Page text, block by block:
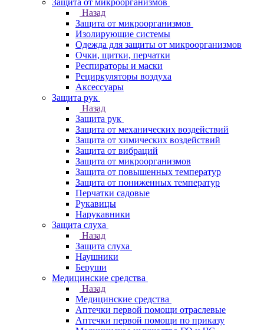
Защита от микроорганизмов
Назад
Защита от микроорганизмов
Изолирующие системы
Одежда для защиты от микроорганизмов
Очки, щитки, перчатки
Респираторы и маски
Рециркуляторы воздуха
Аксессуары
Защита рук
Назад
Защита рук
Защита от механических воздействий
Защита от химических воздействий
Защита от вибраций
Защита от микроорганизмов
Защита от повышенных температур
Защита от пониженных температур
Перчатки садовые
Рукавицы
Нарукавники
Защита слуха
Назад
Защита слуха
Наушники
Беруши
Медицинские средства
Назад
Медицинские средства
Аптечки первой помощи отраслевые
Аптечки первой помощи по приказу